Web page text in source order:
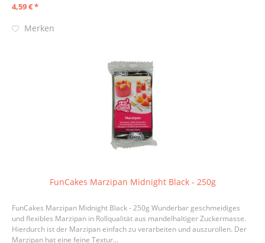
4,59 € *
Merken
FunCakes Marzipan Midnight Black - 250g
FunCakes Marzipan Midnight Black - 250g Wunderbar geschmeidiges
und flexibles Marzipan in Rollqualität aus mandelhaltiger Zuckermasse.
Hierdurch ist der Marzipan einfach zu verarbeiten und auszurollen. Der
Marzipan hat eine feine Textur...